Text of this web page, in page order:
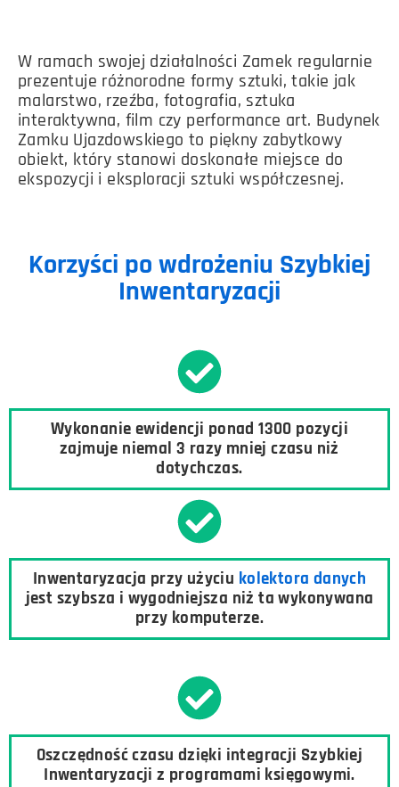
W ramach swojej działalności Zamek regularnie
prezentuje różnorodne formy sztuki, takie jak
malarstwo, rzeźba, fotografia, sztuka
interaktywna, film czy performance art. Budynek
Zamku Ujazdowskiego to piękny zabytkowy
obiekt, który stanowi doskonałe miejsce do
ekspozycji i eksploracji sztuki współczesnej.
Korzyści po wdrożeniu Szybkiej
Inwentaryzacji
Wykonanie ewidencji ponad 1300 pozycji
zajmuje niemal 3 razy mniej czasu niż
dotychczas.
Inwentaryzacja przy użyciu kolektora danych
jest szybsza i wygodniejsza niż ta wykonywana
przy komputerze.
Oszczędność czasu dzięki integracji Szybkiej
Inwentaryzacji z programami księgowymi.